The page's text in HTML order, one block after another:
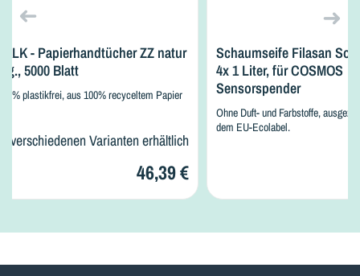
- Papierhandtücher ZZ natur
5000 Blatt
plastikfrei, aus 100% recyceltem Papier
verschiedenen Varianten erhältlich
46,39 €
Schaumseife Filasan
4x 1 Liter, für COSMOS
Sensorspender
Ohne Duft- und Farbstoffe,
dem EU-Ecolabel.